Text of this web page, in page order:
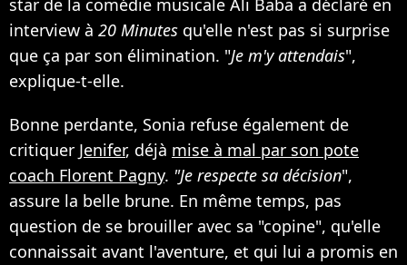
star de la comédie musicale Ali Baba a déclaré en
interview à 20 Minutes qu'elle n'est pas si surprise
que ça par son élimination. "Je m'y attendais",
explique-t-elle.
Bonne perdante, Sonia refuse également de
critiquer Jenifer, déjà mise à mal par son pote
coach Florent Pagny. "Je respecte sa décision",
assure la belle brune. En même temps, pas
question de se brouiller avec sa "copine", qu'elle
connaissait avant l'aventure, et qui lui a promis en